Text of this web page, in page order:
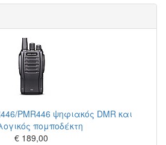
PMR446 ψηφιακός DMR και
πομποδέκτη
€ 189,00